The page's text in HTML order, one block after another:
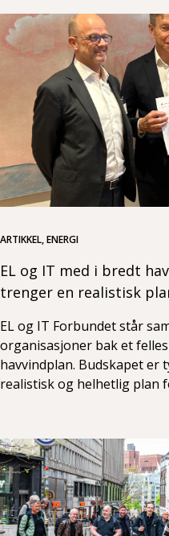
ARTIKKEL, ENERGI
EL og IT med i bredt
trenger en realistisk
EL og IT Forbundet står
organisasjoner bak et
havvindplan. Budskapet er
realistisk og helhetlig plan